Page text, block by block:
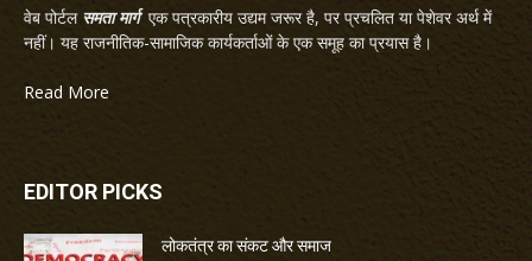
वेब पोर्टल समता मार्गएक पत्रकारीय उद्यम जरूर है, पर प्रचलित या पेशेवर अर्थ में
नहीं। यह राजनीतिक-सामाजिक कार्यकर्ताओं के एक समूह का प्रयास है।
Read More
EDITOR PICKS
लोकतंत्र का संकट और समाज